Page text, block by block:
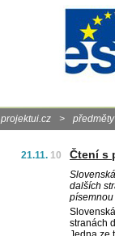
projektui.cz > předměty
21.11. 10 Čtení s
dalších
písemnou
stranách